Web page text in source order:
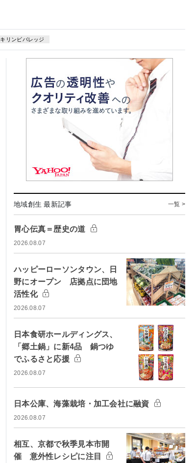
キリンビバレッジ
地域創生 最新記事 一覧 >
胃心伝真＝歴史の道
2026.08.07
ハッピーローソンタウン、日
野にオープン 店拠点に団地
活性化
2026.08.07
日本食研ホールディングス、
「郷土鍋」に新4品 鍋つゆ
でふるさと応援
2026.08.07
日本公庫、海藻栽培・加工会社に融資
2026.08.07
相互、京都で秋季見本市開
催 意外性レシピに注目